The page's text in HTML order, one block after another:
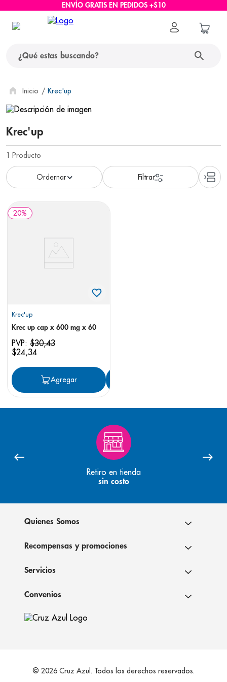
ENVÍO GRATIS EN PEDIDOS +$10
Krec'up
Krec'up
1 Producto
20%
Krec'up
Krec up cap x 600 mg x 60
PVP: $30,43
$24,34
Agregar
Retiro en tienda
sin costo
Quienes Somos
Recompensas y promociones
Servicios
Convenios
© 2026 Cruz Azul. Todos los derechos reservados.
términos más buscados
1. protector solar
2. pañales
3
4. cerave
6. shampoo
7.
panolini
pediasure